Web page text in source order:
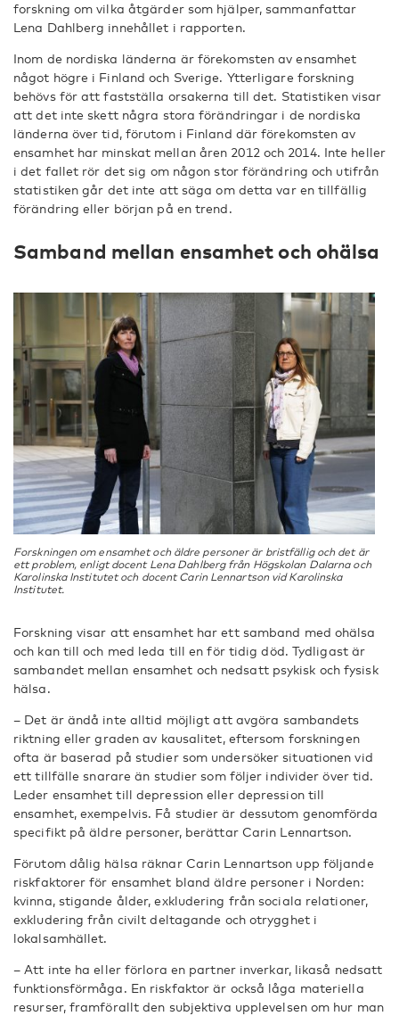
forskning om vilka åtgärder som hjälper, sammanfattar
Lena Dahlberg innehållet i rapporten.
Inom de nordiska länderna är förekomsten av ensamhet
något högre i Finland och Sverige. Ytterligare forskning
behövs för att fastställa orsakerna till det. Statistiken visar
att det inte skett några stora förändringar i de nordiska
länderna över tid, förutom i Finland där förekomsten av
ensamhet har minskat mellan åren 2012 och 2014. Inte heller
i det fallet rör det sig om någon stor förändring och utifrån
statistiken går det inte att säga om detta var en tillfällig
förändring eller början på en trend.
Samband mellan ensamhet och ohälsa
Forskningen om ensamhet och äldre personer är bristfällig och det är
ett problem, enligt docent Lena Dahlberg från Högskolan Dalarna och
Karolinska Institutet och docent Carin Lennartson vid Karolinska
Institutet.
Forskning visar att ensamhet har ett samband med ohälsa
och kan till och med leda till en för tidig död. Tydligast är
sambandet mellan ensamhet och nedsatt psykisk och fysisk
hälsa.
– Det är ändå inte alltid möjligt att avgöra sambandets
riktning eller graden av kausalitet, eftersom forskningen
ofta är baserad på studier som undersöker situationen vid
ett tillfälle snarare än studier som följer individer över tid.
Leder ensamhet till depression eller depression till
ensamhet, exempelvis. Få studier är dessutom genomförda
specifikt på äldre personer, berättar Carin Lennartson.
Förutom dålig hälsa räknar Carin Lennartson upp följande
riskfaktorer för ensamhet bland äldre personer i Norden:
kvinna, stigande ålder, exkludering från sociala relationer,
exkludering från civilt deltagande och otrygghet i
lokalsamhället.
– Att inte ha eller förlora en partner inverkar, likaså nedsatt
funktionsförmåga. En riskfaktor är också låga materiella
resurser, framförallt den subjektiva upplevelsen om hur man